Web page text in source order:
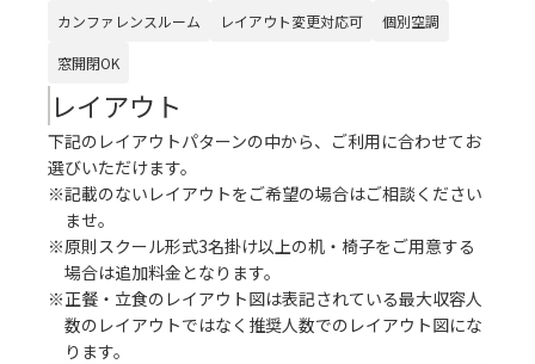
カンファレンスルーム レイアウト変更対応可 個別空調
窓開閉OK
レイアウト
下記のレイアウトパターンの中から、ご利用に合わせてお
選びいただけます。
※記載のないレイアウトをご希望の場合はご相談ください
ませ。
※原則スクール形式3名掛け以上の机・椅子をご用意する
場合は追加料金となります。
※正餐・立食のレイアウト図は表記されている最大収容人
数のレイアウトではなく推奨人数でのレイアウト図にな
ります。